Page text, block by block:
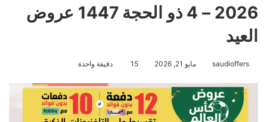
2026 – 4 ذو الحجة 1447 عروض
العيد
saudioffers مايو 21, 2026 15 دقيقة واحدة